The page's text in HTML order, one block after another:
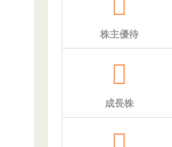
株主優待
成長株